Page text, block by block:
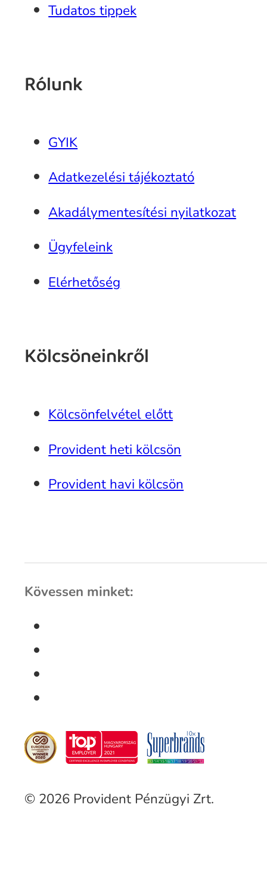
Tudatos tippek
Rólunk
GYIK
Adatkezelési tájékoztató
Akadálymentesítési nyilatkozat
Ügyfeleink
Elérhetőség
Kölcsöneinkről
Kölcsönfelvétel előtt
Provident heti kölcsön
Provident havi kölcsön
Kövessen minket:
© 2026 Provident Pénzügyi Zrt.